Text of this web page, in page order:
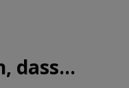
dass...